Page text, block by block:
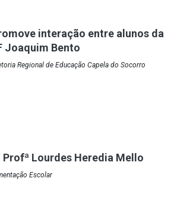
interação entre alunos da
Joaquim Bento
Regional de Educação Capela do Socorro
Lourdes Heredia Mello
Escolar